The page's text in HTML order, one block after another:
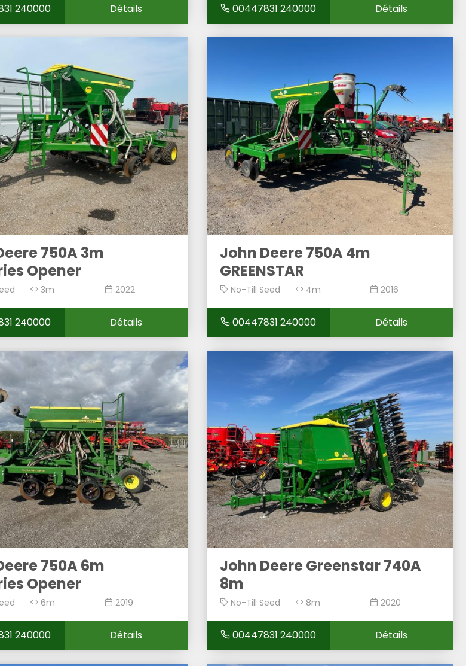
240000 Détails 00447831 240000 Détails
750A 3m
Opener
3m 2022
240000 Détails
John Deere 750A 4m
GREENSTAR
No-Till Seed
4m 2016
00447831 240000 Détails
750A 6m
Opener
6m 2019
240000 Détails
John Deere Greenstar 740A
8m
No-Till Seed
8m 2020
00447831 240000 Détails